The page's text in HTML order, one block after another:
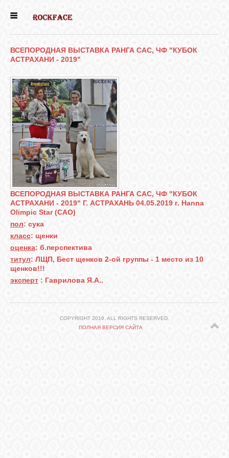
ЕСТЬ КОТЯТА
НОВОСТИ
НАШИ
СОБАКИ
НАШИ КОШКИ
КНИГИ
ВХОД
VK
ВСЕПОРОДНАЯ ВЫСТАВКА РАНГА САС, ЧФ "КУБОК
АСТРАХАНИ - 2019"
ВСЕПОРОДНАЯ ВЫСТАВКА РАНГА САС, ЧФ "КУБОК
АСТРАХАНИ - 2019" Г. АСТРАХАНЬ 04.05.2019 г. Hanna
Olimpic Star (САО)
пол: сука
класс: щенки
оценка: б.перспектива
титул: ЛЩП, Бест щенков 2-ой группы - 1 место из 10
щенков!!!
эксперт : Гаврилова Я.А..
COPYRIGHT 2019. ALL RIGHTS RESERVED.
ПОЛНАЯ ВЕРСИЯ САЙТА